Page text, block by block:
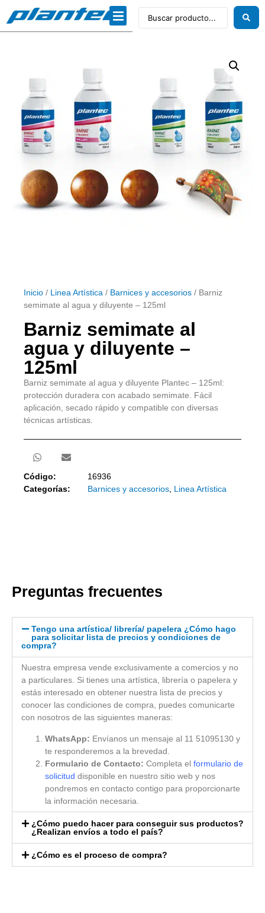
Inicio / Linea Artística / Barnices y accesorios / Barniz
semimate al agua y diluyente – 125ml
Barniz semimate al
agua y diluyente –
125ml
Barniz semimate al agua y diluyente Plantec – 125ml:
protección duradera con acabado semimate. Fácil
aplicación, secado rápido y compatible con diversas
técnicas artísticas.
Código:
16936
Categorías:
Barnices y accesorios, Linea Artística
Preguntas frecuentes
Tengo una artística/ librería/ papelera ¿Cómo hago
para solicitar lista de precios y condiciones de
compra?
Nuestra empresa vende exclusivamente a comercios y no
a particulares. Si tienes una artística, librería o papelera y
estás interesado en obtener nuestra lista de precios y
conocer las condiciones de compra, puedes comunicarte
con nosotros de las siguientes maneras:
WhatsApp: Envíanos un mensaje al 11 51095130 y
te responderemos a la brevedad.
Formulario de Contacto: Completa el formulario de
solicitud disponible en nuestro sitio web y nos
pondremos en contacto contigo para proporcionarte
la información necesaria.
¿Cómo puedo hacer para conseguir sus productos?
¿Realizan envíos a todo el país?
¿Cómo es el proceso de compra?